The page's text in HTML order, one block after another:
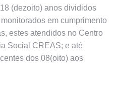
(dezoito) anos divididos
em cumprimento
estes atendidos no Centro
Social CREAS; e até
dos 08(oito) aos